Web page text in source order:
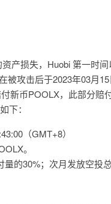
产损失，Huobi 第一时
被攻击后于2023年03月
新币POOLX，此部分赔
下：
（GMT+8）
。
的30%；次月发放空投